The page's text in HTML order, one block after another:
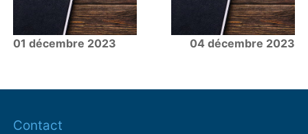
01 décembre 2023 04 décembre 2023
Contact